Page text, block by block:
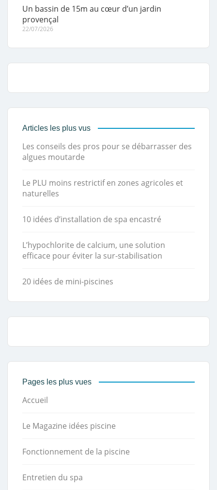
Un bassin de 15m au cœur d’un jardin
provençal
22/07/2026
Articles les plus vus
Les conseils des pros pour se débarrasser des
algues moutarde
Le PLU moins restrictif en zones agricoles et
naturelles
10 idées d’installation de spa encastré
L’hypochlorite de calcium, une solution
efficace pour éviter la sur-stabilisation
20 idées de mini-piscines
Pages les plus vues
Accueil
Le Magazine idées piscine
Fonctionnement de la piscine
Entretien du spa